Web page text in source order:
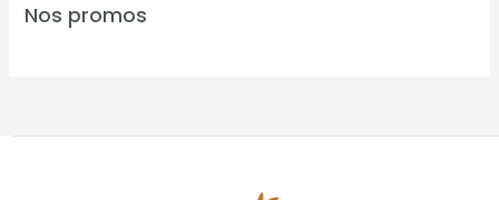
Nos promos